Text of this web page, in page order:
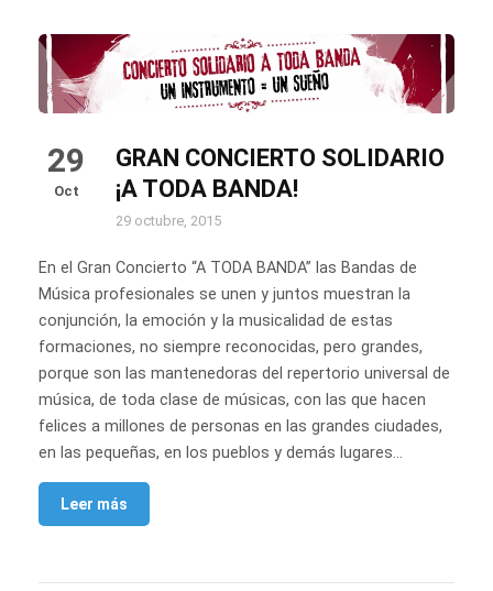
29
Oct
GRAN CONCIERTO SOLIDARIO
¡A TODA BANDA!
29 octubre, 2015
En el Gran Concierto “A TODA BANDA” las Bandas de
Música profesionales se unen y juntos muestran la
conjunción, la emoción y la musicalidad de estas
formaciones, no siempre reconocidas, pero grandes,
porque son las mantenedoras del repertorio universal de
música, de toda clase de músicas, con las que hacen
felices a millones de personas en las grandes ciudades,
en las pequeñas, en los pueblos y demás lugares…
Leer más